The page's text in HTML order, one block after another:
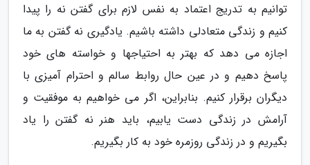
توانیم به تدریج اعتماد به نفس لازم برای گفتن نه را پیدا
کنیم و زندگی متعادلی داشته باشیم. یادگیری نه گفتن به ما
اجازه می دهد که بهتر به احتیاجها و خواسته های خود
پاسخ دهیم و در عین حال روابط سالم و احترام آمیزی با
دیگران برقرار کنیم. بنابراین، اگر می خواهیم به موفقیت و
آرامش در زندگی دست یابیم، باید هنر نه گفتن را یاد
بگیریم و در زندگی روزمره خود به کار بگیریم.